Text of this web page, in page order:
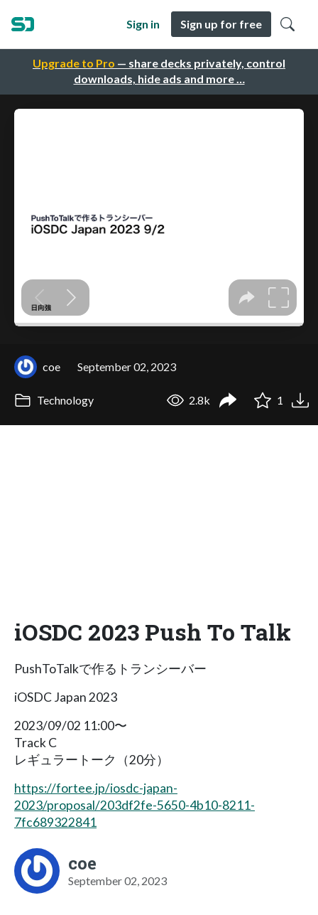
Upgrade to Pro — share decks privately, control
downloads, hide ads and more …
Sign in Sign up for free
coe September 02, 2023
Technology 2.8k 1
iOSDC 2023 Push To Talk
PushToTalkで作るトランシーバー
iOSDC Japan 2023
2023/09/02 11:00〜
Track C
レギュラートーク（20分）
https://fortee.jp/iosdc-japan-
2023/proposal/203df2fe-5650-4b10-8211-
7fc689322841
coe
September 02, 2023